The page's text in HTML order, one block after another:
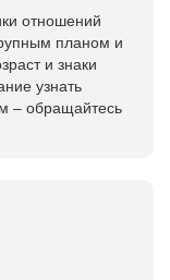
отношений
планом и
и знаки
узнать
– обращайтесь